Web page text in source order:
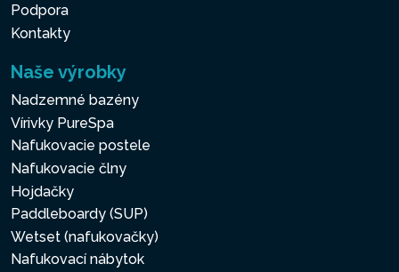
Podpora
Kontakty
Naše výrobky
Nadzemné bazény
Vírivky PureSpa
Nafukovacie postele
Nafukovacie člny
Hojdačky
Paddleboardy (SUP)
Wetset (nafukovačky)
Nafukovací nábytok